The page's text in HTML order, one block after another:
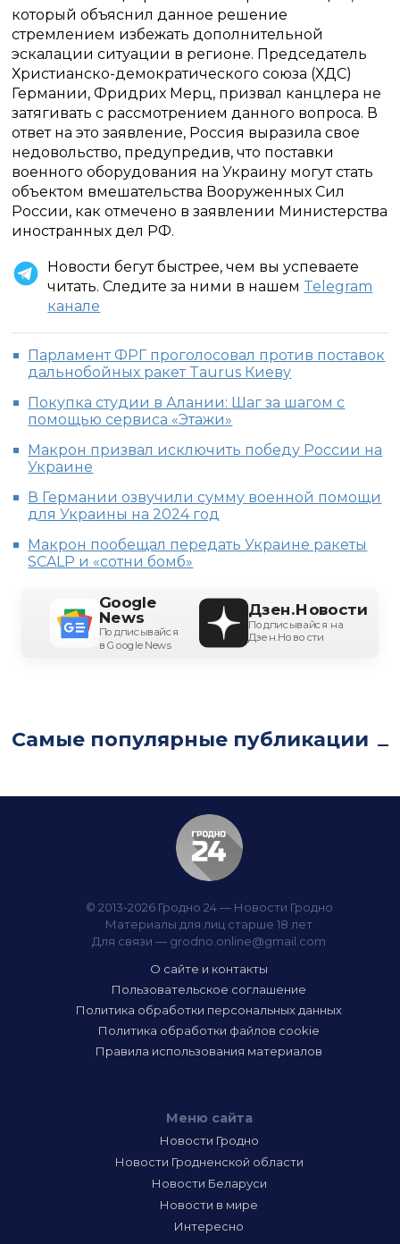
который объяснил данное решение
стремлением избежать дополнительной
эскалации ситуации в регионе. Председатель
Христианско-демократического союза (ХДС)
Германии, Фридрих Мерц, призвал канцлера не
затягивать с рассмотрением данного вопроса. В
ответ на это заявление, Россия выразила свое
недовольство, предупредив, что поставки
военного оборудования на Украину могут стать
объектом вмешательства Вооруженных Сил
России, как отмечено в заявлении Министерства
иностранных дел РФ.
Новости бегут быстрее, чем вы успеваете
читать. Следите за ними в нашем Telegram
канале
Парламент ФРГ проголосовал против поставок
дальнобойных ракет Tаurus Киеву
Покупка студии в Алании: Шаг за шагом с
помощью сервиса «Этажи»
Макрон призвал исключить победу России на
Украине
В Германии озвучили сумму военной помощи
для Украины на 2024 год
Макрон пообещал передать Украине ракеты
SCALP и «сотни бомб»
Google
News
Подписывайся
в Google News
Дзен.Новости
Подписывайся на
Дзен.Новости
Самые популярные публикации
© 2013-2026 Гродно 24 — Новости Гродно
Материалы для лиц старше 18 лет
Для связи — grodno.online@gmail.com
О сайте и контакты
Пользовательское соглашение
Политика обработки персональных данных
Политика обработки файлов cookie
Правила использования материалов
Меню сайта
Новости Гродно
Новости Гродненской области
Новости Беларуси
Новости в мире
Интересно